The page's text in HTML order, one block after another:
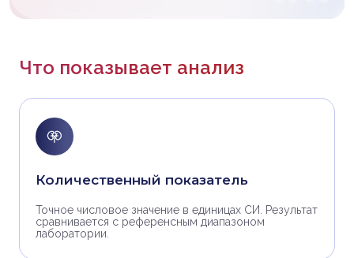
Что показывает анализ
Количественный показатель
Точное числовое значение в единицах СИ. Результат
сравнивается с референсным диапазоном
лаборатории.